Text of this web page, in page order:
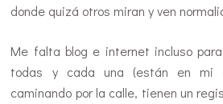
donde quizá otros miran y ven
Me falta blog e internet incluso
todas y cada una (están en mi
caminando por la calle, tienen un